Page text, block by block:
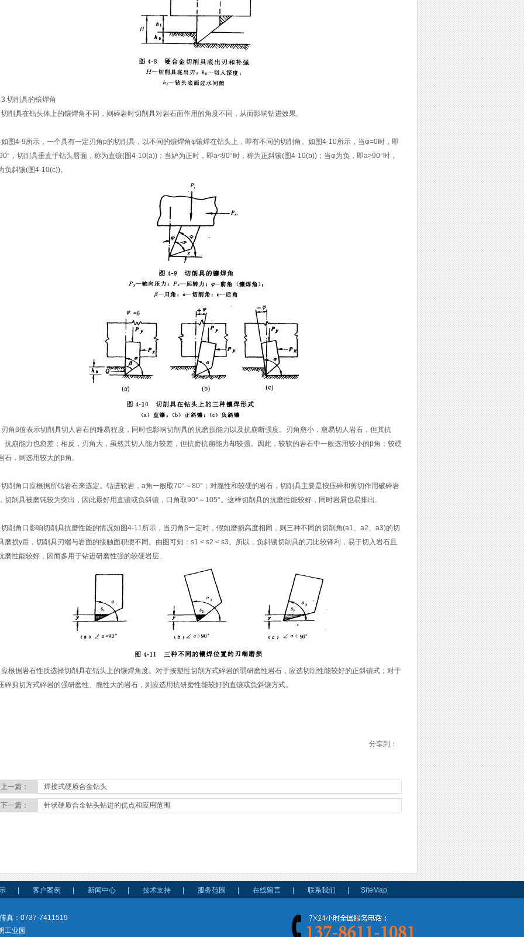
削具的镶焊角
具在钻头体上的镶焊角不同，则碎岩时切削具对岩石面作用的角度不同，从而影响钻进效果。
4-9所示，一个具有一定刃角p的切削具，以不同的镶焊角φ镶焊在钻头上，即有不同的切削角。如图4-10所示，当φ=0时，即
，切削具垂直于钻头唇面，称为直镶(图4-10(a))；当妒为正时，即a<90°时，称为正斜镶(图4-10(b))；当φ为负，即a>90°时，
负斜镶(图4-10(c))。
β值表示切削具切人岩石的难易程度，同时也影响切削具的抗磨损能力以及抗崩断强度。刃角愈小，愈易切人岩石，但其抗
抗崩能力也愈差；相反，刃角大，虽然其切人能力较差，但抗磨抗崩能力却较强。因此，较软的岩石中一般选用较小的β角；较硬
石，则选用较大的β角。
角口应根据所钻岩石来选定。钻进软岩，a角一般取70°～80°；对脆性和较硬的岩石，切削具主要是按压碎和剪切作用破碎岩
切削具被磨钝较为突出，因此最好用直镶或负斜镶，口角取90°～105°。这样切削具的抗磨性能较好，同时岩屑也易排出。
角口影响切削具抗磨性能的情况如图4-11所示，当刃角β一定时，假如磨损高度相同，则三种不同的切削角(a1、a2、a3)的切
磨损y后，切削具刃端与岩面的接触面积便不同。由图可知：s1 < s2 < s3。所以，负斜镶切削具的刀比较锋利，易于切入岩石且
磨性能较好，因而多用于钻进研磨性强的较硬岩层。
据岩石性质选择切削具在钻头上的镶焊角度。对于按塑性切削方式碎岩的弱研磨性岩石，应选切削性能较好的正斜镶式；对于
碎剪切方式碎岩的强研磨性、脆性大的岩石，则应选用抗研磨性能较好的直镶或负斜镶方式。
分享到：
上一篇： 焊接式硬质合金钻头
下一篇： 针状硬质合金钻头钻进的优点和应用范围
客户案例 新闻中心 技术支持 服务范围 在线留言 联系我们 SiteMap
：0737-7411519
业园